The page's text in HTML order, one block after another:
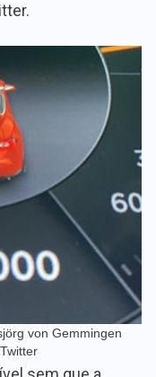
von Gemmingen